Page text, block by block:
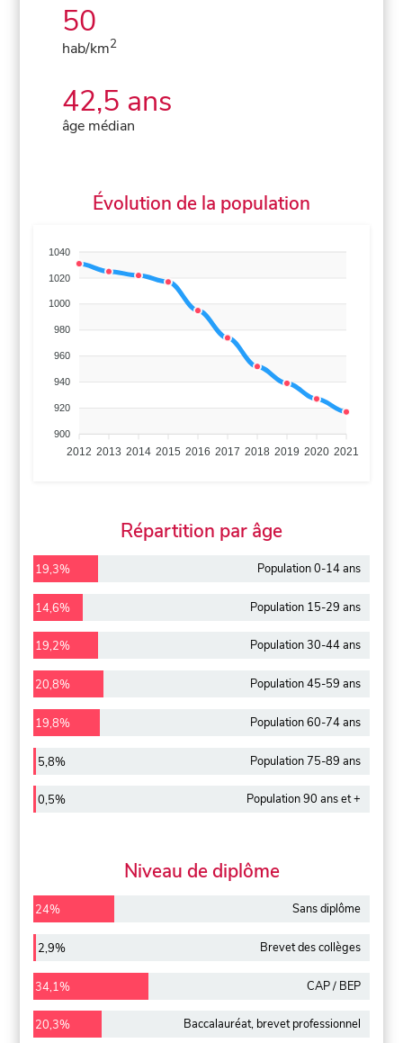
50
hab/km2
42,5 ans
âge médian
Évolution de la population
1040
1020
1000
980
960
940
920
900
2012 2013 2014 2015 2016 2017 2018 2019 2020 2021
Répartition par âge
19,3% Population 0-14 ans
14,6% Population 15-29 ans
19,2% Population 30-44 ans
20,8% Population 45-59 ans
19,8% Population 60-74 ans
5,8% Population 75-89 ans
0,5% Population 90 ans et +
Niveau de diplôme
24% Sans diplôme
2,9% Brevet des collèges
34,1% CAP / BEP
20,3% Baccalauréat, brevet professionnel